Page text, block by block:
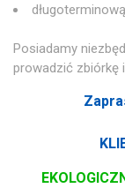
Posiadamy
prowadzić zbiórkę